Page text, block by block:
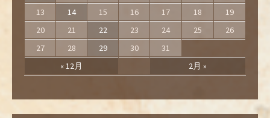
« 12月 2月 »
13
14 15 16 17 18
19
20
21 22 23 24 25
26
27
28 29 30 31